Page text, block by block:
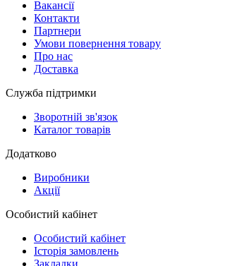
Вакансії
Контакти
Партнери
Умови повернення товару
Про нас
Доставка
Служба підтримки
Зворотній зв'язок
Каталог товарів
Додатково
Виробники
Акції
Особистий кабінет
Особистий кабінет
Історія замовлень
Закладки